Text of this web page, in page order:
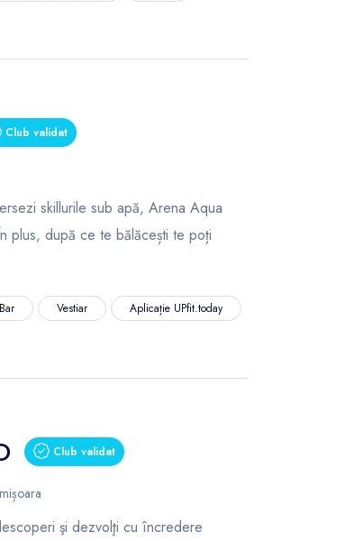
Club validat
skillurile sub apă, Arena Aqua
plus, după ce te bălăcești te poți
Vestiar
Aplicație UPfit.today
Club validat
şi dezvolţi cu încredere